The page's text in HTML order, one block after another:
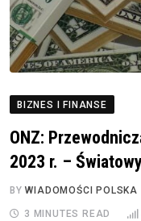
BIZNES I FINANSE
ONZ:
2023 r. –
BYWIADOMOŚCI POLSKA
3 MINUTES READ